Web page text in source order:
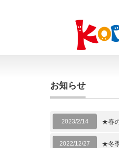
お知らせ
2023/2/14 ★春
2022/12/27 ★冬